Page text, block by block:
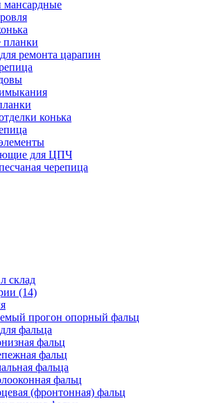
планки
ремонта царапин
конька
для ЦПЧ
черепица
склад
(14)
прогон опорный фальц
фальца
фальц
фальц
фальца
фальц
(фронтонная) фальц